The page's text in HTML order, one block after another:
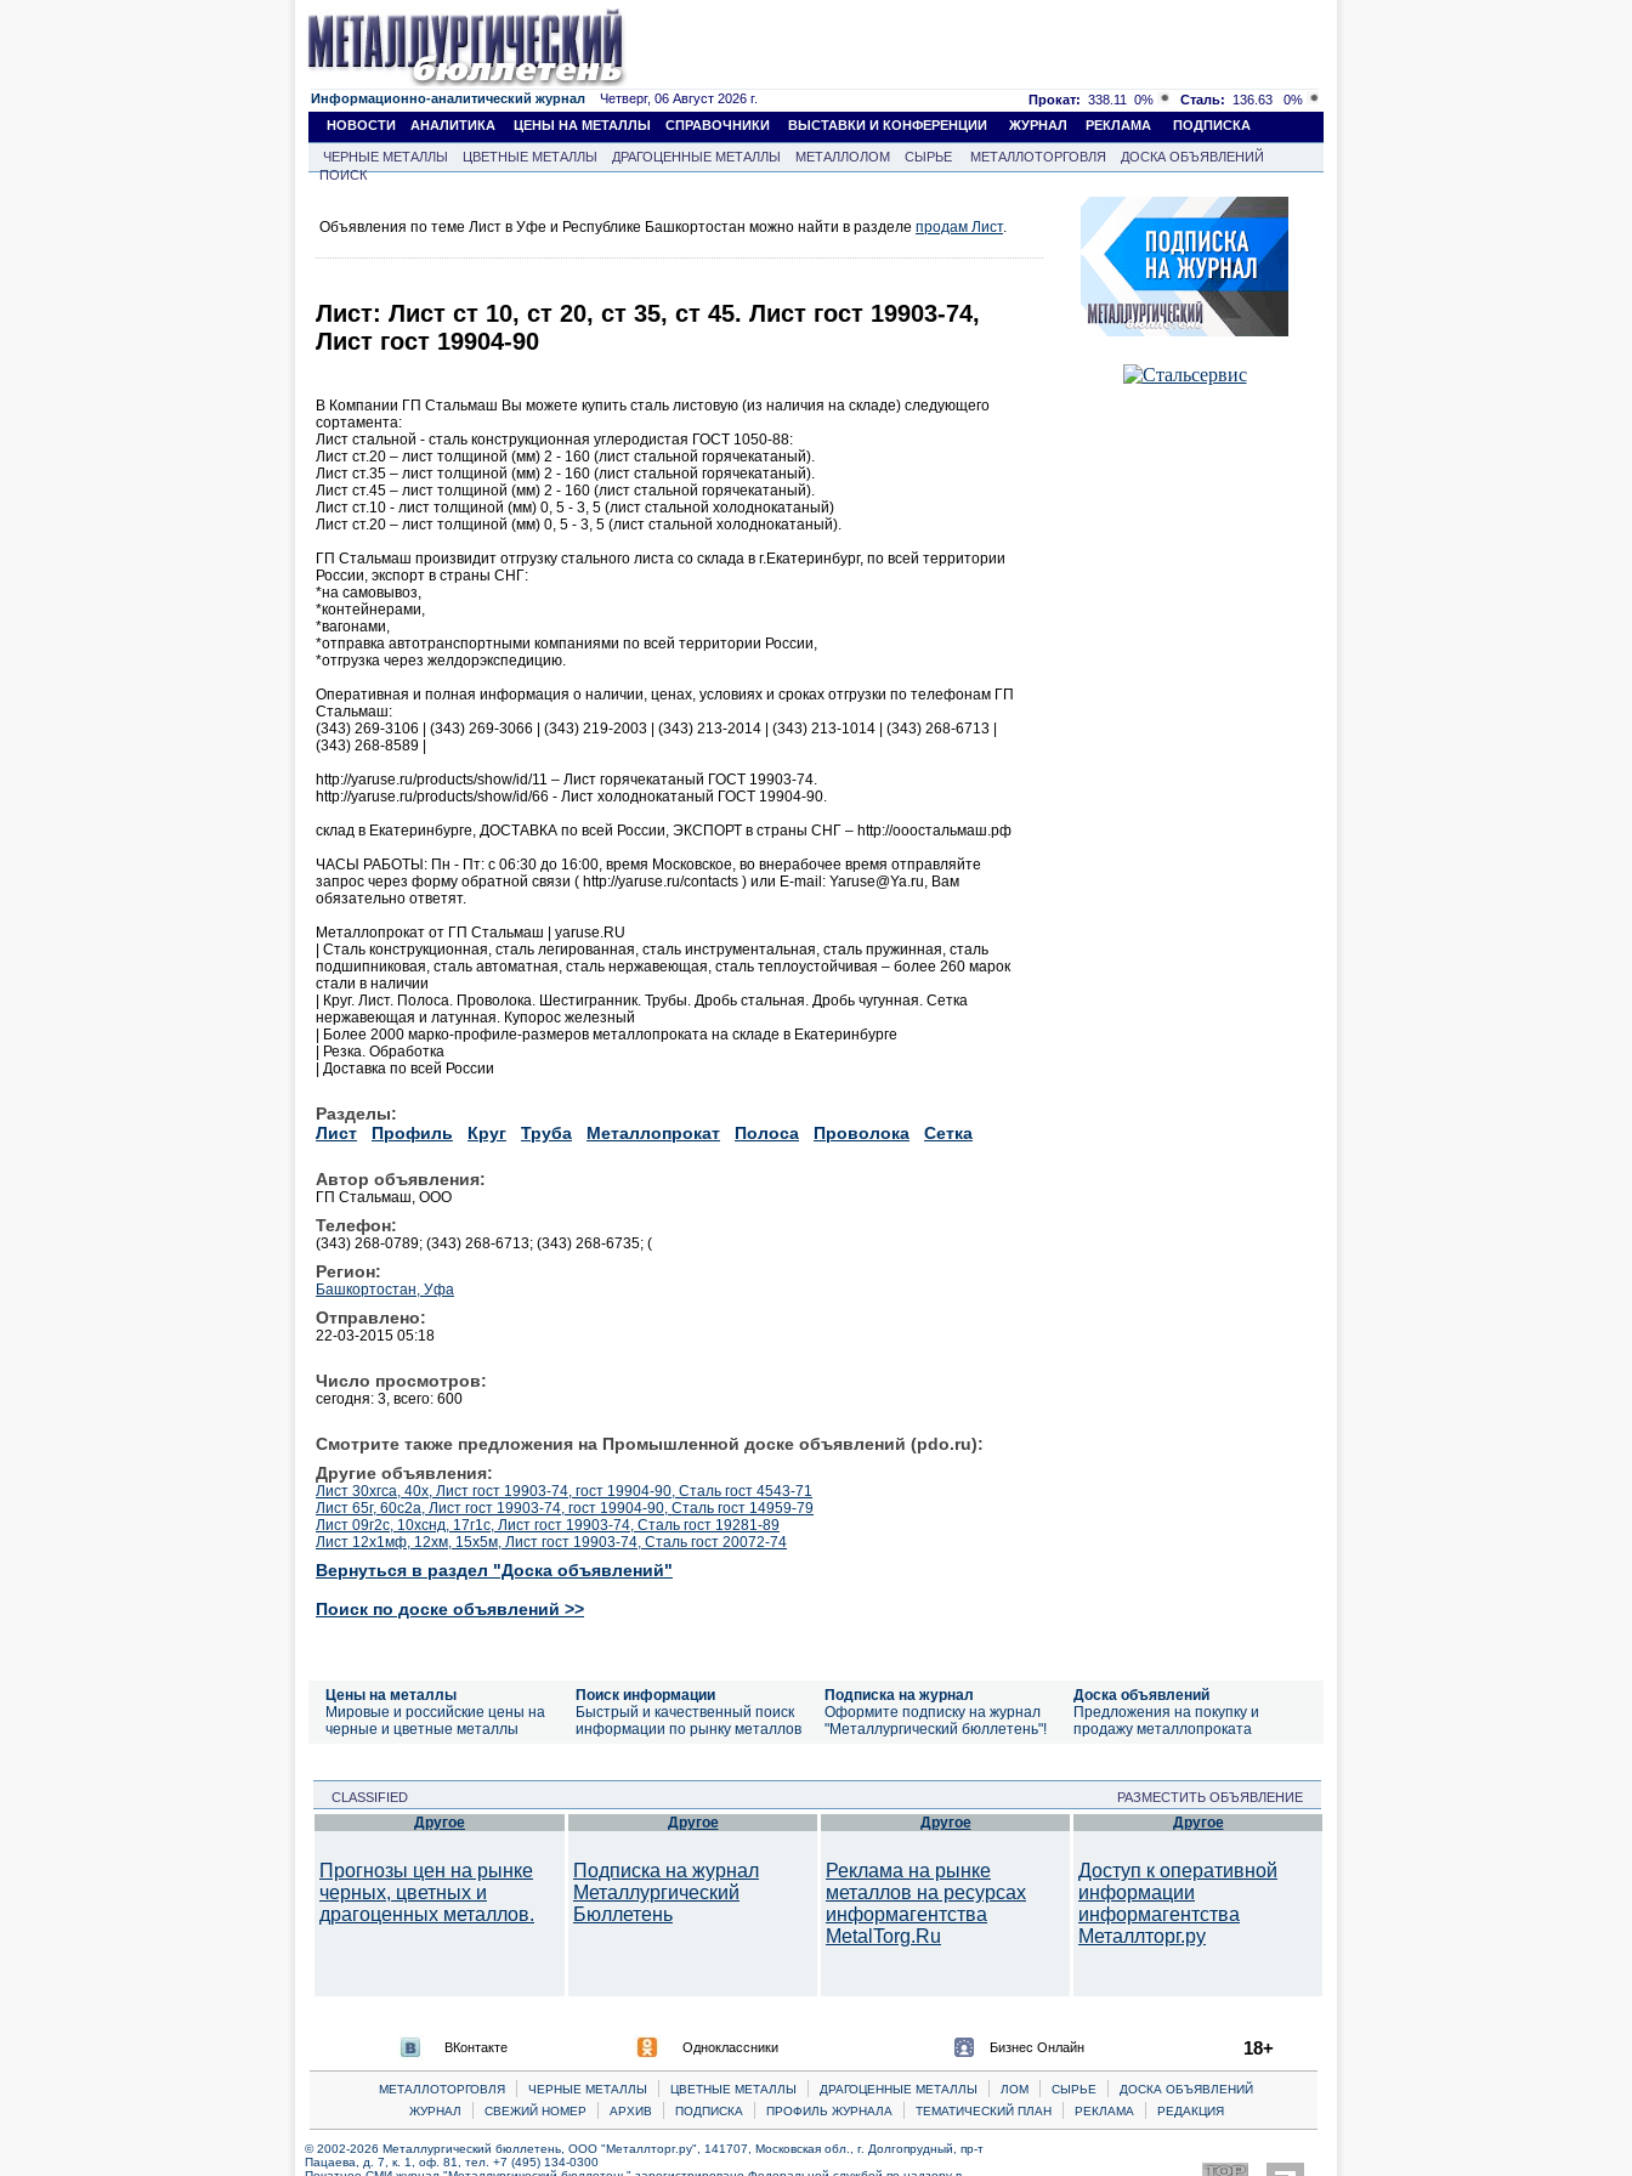
Информационно-аналитический журнал Четверг, 06 Август 2026 г. Прокат: 338.11 0% Сталь: 136.63
0%
НОВОСТИ
АНАЛИТИКА ЦЕНЫ НА МЕТАЛЛЫ СПРАВОЧНИКИ ВЫСТАВКИ И КОНФЕРЕНЦИИ ЖУРНАЛ РЕКЛАМА ПОДПИСКА
ЧЕРНЫЕ МЕТАЛЛЫ ЦВЕТНЫЕ МЕТАЛЛЫ ДРАГОЦЕННЫЕ МЕТАЛЛЫ МЕТАЛЛОЛОМ СЫРЬЕ МЕТАЛЛОТОРГОВЛЯ
ДОСКА ОБЪЯВЛЕНИЙ
ПОИСК
Объявления по теме Лист в Уфе и Республике Башкортостан можно найти в разделе продам Лист.
Лист: Лист ст 10, ст 20, ст 35, ст 45. Лист гост 19903-74,
Лист гост 19904-90
В Компании ГП Стальмаш Вы можете купить сталь листовую (из наличия на складе) следующего
сортамента:
Лист стальной - сталь конструкционная углеродистая ГОСТ 1050-88:
Лист ст.20 – лист толщиной (мм) 2 - 160 (лист стальной горячекатаный).
Лист ст.35 – лист толщиной (мм) 2 - 160 (лист стальной горячекатаный).
Лист ст.45 – лист толщиной (мм) 2 - 160 (лист стальной горячекатаный).
Лист ст.10 - лист толщиной (мм) 0, 5 - 3, 5 (лист стальной холоднокатаный)
Лист ст.20 – лист толщиной (мм) 0, 5 - 3, 5 (лист стальной холоднокатаный).
ГП Стальмаш произвидит отгрузку стального листа со склада в г.Екатеринбург, по всей территории
России, экспорт в страны СНГ:
*на самовывоз,
*контейнерами,
*вагонами,
*отправка автотранспортными компаниями по всей территории России,
*отгрузка через желдорэкспедицию.
Оперативная и полная информация о наличии, ценах, условиях и сроках отгрузки по телефонам ГП
Стальмаш:
(343) 269-3106 | (343) 269-3066 | (343) 219-2003 | (343) 213-2014 | (343) 213-1014 | (343) 268-6713 |
(343) 268-8589 |
http://yaruse.ru/products/show/id/11 – Лист горячекатаный ГОСТ 19903-74.
http://yaruse.ru/products/show/id/66 - Лист холоднокатаный ГОСТ 19904-90.
склад в Екатеринбурге, ДОСТАВКА по всей России, ЭКСПОРТ в страны СНГ – http://ооостальмаш.рф
ЧАСЫ РАБОТЫ: Пн - Пт: с 06:30 до 16:00, время Московское, во внерабочее время отправляйте
запрос через форму обратной связи ( http://yaruse.ru/contacts ) или E-mail: Yaruse@Ya.ru, Вам
обязательно ответят.
Металлопрокат от ГП Стальмаш | yaruse.RU
| Сталь конструкционная, сталь легированная, сталь инструментальная, сталь пружинная, сталь
подшипниковая, сталь автоматная, сталь нержавеющая, сталь теплоустойчивая – более 260 марок
стали в наличии
| Круг. Лист. Полоса. Проволока. Шестигранник. Трубы. Дробь стальная. Дробь чугунная. Сетка
нержавеющая и латунная. Купорос железный
| Более 2000 марко-профиле-размеров металлопроката на складе в Екатеринбурге
| Резка. Обработка
| Доставка по всей России
Разделы:
Лист
Профиль Круг Труба Металлопрокат Полоса Проволока Сетка
Автор объявления:
ГП Стальмаш, ООО
Телефон:
(343) 268-0789; (343) 268-6713; (343) 268-6735; (
Регион:
Башкортостан, Уфа
Отправлено:
22-03-2015 05:18
Число просмотров:
сегодня: 3, всего: 600
Смотрите также предложения на Промышленной доске объявлений (pdo.ru):
Другие объявления:
Лист 30хгса, 40х, Лист гост 19903-74, гост 19904-90, Сталь гост 4543-71
Лист 65г, 60с2а, Лист гост 19903-74, гост 19904-90, Сталь гост 14959-79
Лист 09г2с, 10хснд, 17г1с, Лист гост 19903-74, Сталь гост 19281-89
Лист 12х1мф, 12хм, 15х5м, Лист гост 19903-74, Сталь гост 20072-74
Вернуться в раздел "Доска объявлений"
Поиск по доске объявлений >>
Цены на металлы
Мировые и российские цены на
черные и цветные металлы
Поиск информации
Быстрый и качественный поиск
информации по рынку металлов
Подписка на журнал
Оформите подписку на журнал
"Металлургический бюллетень"!
Доска объявлений
Предложения на покупку и
продажу металлопроката
CLASSIFIED РАЗМЕСТИТЬ ОБЪЯВЛЕНИЕ
Другое
Прогнозы цен на рынке
черных, цветных и
драгоценных металлов.
Другое
Подписка на журнал
Металлургический
Бюллетень
Другое
Реклама на рынке
металлов на ресурсах
информагентства
MetalTorg.Ru
Другое
Доступ к оперативной
информации
информагентства
Металлторг.ру
ВКонтакте Одноклассники Бизнес Онлайн 18+
МЕТАЛЛОТОРГОВЛЯ | ЧЕРНЫЕ МЕТАЛЛЫ | ЦВЕТНЫЕ МЕТАЛЛЫ | ДРАГОЦЕННЫЕ МЕТАЛЛЫ | ЛОМ | CЫРЬЕ |
ДОСКА ОБЪЯВЛЕНИЙ
ЖУРНАЛ
| СВЕЖИЙ НОМЕР | АРХИВ | ПОДПИСКА | ПРОФИЛЬ ЖУРНАЛА | ТЕМАТИЧЕСКИЙ ПЛАН | РЕКЛАМА | РЕДАКЦИЯ
© 2002-2026 Металлургический бюллетень, ООО "Металлторг.ру", 141707, Московская обл., г. Долгопрудный, пр-т
Пацаева, д. 7, к. 1, оф. 81, тел. +7 (495) 134-0300